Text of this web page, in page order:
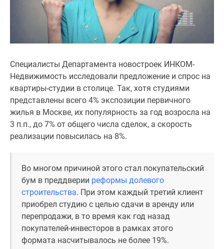
комнатные
Квартиры
карте
Ипотечный
калькулятор
Семейная
ипотека
Банки
программы
Медиа
Новости
недвижимости
Специалисты Департамента новостроек ИНКОМ-
Недвижимость исследовали предложение и спрос на
квартиры-студии в столице. Так, хотя студиями
представлены всего 4% экспозиции первичного
жилья в Москве, их популярность за год возросла на
3 п.п., до 7% от общего числа сделок, а скорость
реализации повысилась на 8%.
Во многом причиной этого стал покупательский
бум в преддверии реформы долевого
строительства. При этом каждый третий клиент
приобрел студию с целью сдачи в аренду или
перепродажи, в то время как год назад
покупателей-инвесторов в рамках этого
формата насчитывалось не более 19%.